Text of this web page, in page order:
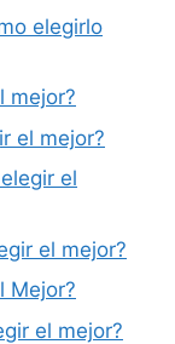
elegirlo
mejor?
el mejor?
el
el mejor?
Mejor?
el mejor?